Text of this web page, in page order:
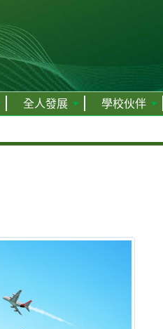
全人發展 學校伙伴